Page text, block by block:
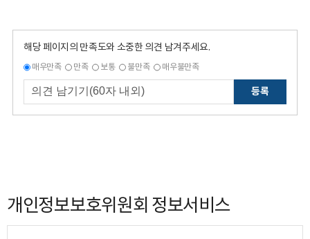
해당 페이지의 만족도와 소중한 의견 남겨주세요.
매우만족 만족 보통 불만족 매우불만족
등록
개인정보보호위원회 정보서비스